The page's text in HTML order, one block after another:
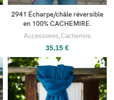
2941 Écharpe/châle réversible
en 100% CACHEMIRE.
Accessoires Cachemire
35,15 €